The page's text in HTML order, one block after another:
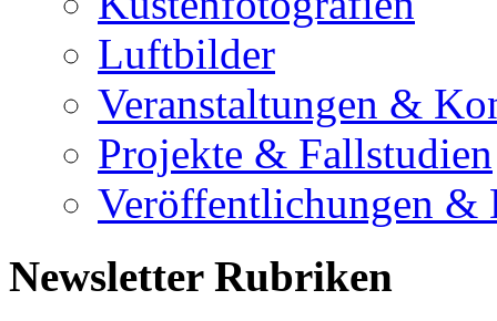
Luftbilder
Veranstaltungen &
Projekte & Fallstudien
Veröffentlichungen &
Newsletter Rubriken